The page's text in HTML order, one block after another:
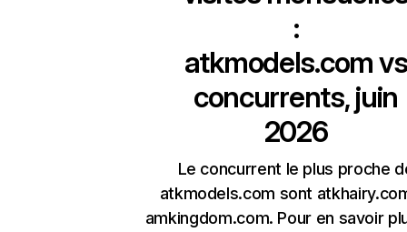
:
atkmodels.comvs
concurrents, juin
2026
Le concurrent le plus proche
atkmodels.com sont
amkingdom.com. Pour en savoir